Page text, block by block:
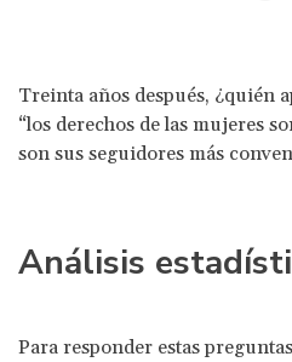
Treinta años después, ¿quién
“los derechos de las mujeres
son sus seguidores más
Análisis
Para responder estas